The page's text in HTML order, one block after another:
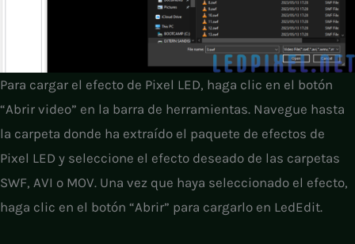
Para cargar el efecto de Pixel LED, haga clic en el botón
“Abrir video” en la barra de herramientas. Navegue hasta
la carpeta donde ha extraído el paquete de efectos de
Pixel LED y seleccione el efecto deseado de las carpetas
SWF, AVI o MOV. Una vez que haya seleccionado el efecto,
haga clic en el botón “Abrir” para cargarlo en LedEdit.